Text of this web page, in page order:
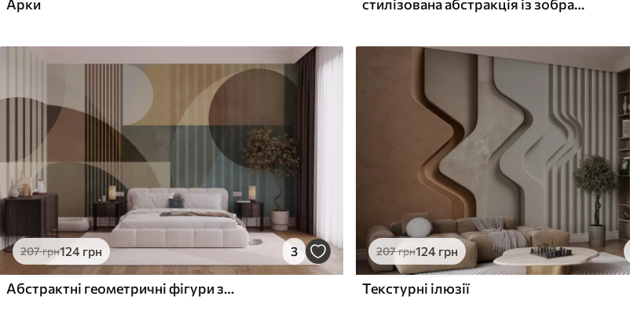
Арки стилізована абстракція із зображенням рослин у природних кольорах
207грн124 грн 3
Абстрактні геометричні фігури з колами та лініями, приглушені землисті відтінки, фактурна багатошарова композиція
207грн124 грн
Текстурні ілюзії